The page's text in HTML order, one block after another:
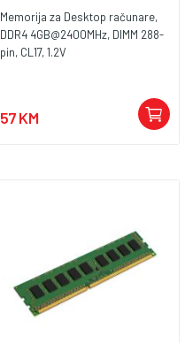
Memorija za Desktop računare,
DDR4 4GB@2400MHz, DIMM 288-
pin, CL17, 1.2V
57 KM